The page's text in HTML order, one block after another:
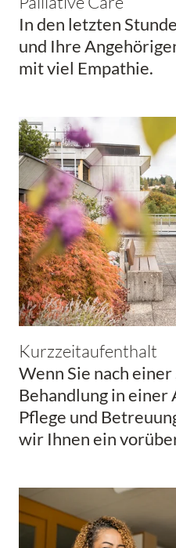
In den letzten
und Ihre
mit viel Empathie.
Kurzzeitaufenthalt
Wenn Sie nach
Behandlung in
Pflege und
wir Ihnen ein